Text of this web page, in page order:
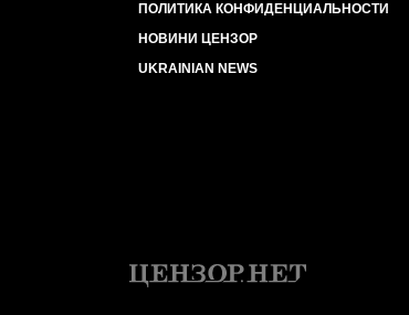
ПОЛИТИКА КОНФИДЕНЦИАЛЬНОСТИ
НОВИНИ ЦЕНЗОР
UKRAINIAN NEWS